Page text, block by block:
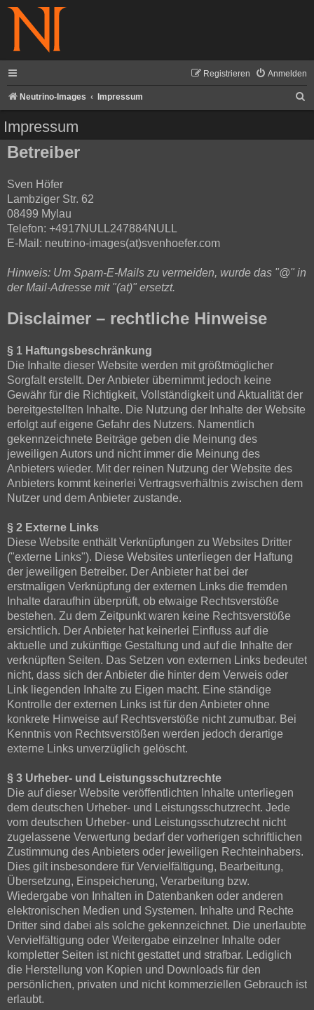
Anmelden
Registrieren
Neutrino-Images Impressum
Impressum
Betreiber
Sven Höfer
Lambziger Str. 62
08499 Mylau
Telefon: +4917NULL247884NULL
E-Mail: neutrino-images(at)svenhoefer.com
Hinweis: Um Spam-E-Mails zu vermeiden, wurde das "@" in
der Mail-Adresse mit "(at)" ersetzt.
Disclaimer – rechtliche Hinweise
§ 1 Haftungsbeschränkung
Die Inhalte dieser Website werden mit größtmöglicher
Sorgfalt erstellt. Der Anbieter übernimmt jedoch keine
Gewähr für die Richtigkeit, Vollständigkeit und Aktualität der
bereitgestellten Inhalte. Die Nutzung der Inhalte der Website
erfolgt auf eigene Gefahr des Nutzers. Namentlich
gekennzeichnete Beiträge geben die Meinung des
jeweiligen Autors und nicht immer die Meinung des
Anbieters wieder. Mit der reinen Nutzung der Website des
Anbieters kommt keinerlei Vertragsverhältnis zwischen dem
Nutzer und dem Anbieter zustande.
§ 2 Externe Links
Diese Website enthält Verknüpfungen zu Websites Dritter
("externe Links"). Diese Websites unterliegen der Haftung
der jeweiligen Betreiber. Der Anbieter hat bei der
erstmaligen Verknüpfung der externen Links die fremden
Inhalte daraufhin überprüft, ob etwaige Rechtsverstöße
bestehen. Zu dem Zeitpunkt waren keine Rechtsverstöße
ersichtlich. Der Anbieter hat keinerlei Einfluss auf die
aktuelle und zukünftige Gestaltung und auf die Inhalte der
verknüpften Seiten. Das Setzen von externen Links bedeutet
nicht, dass sich der Anbieter die hinter dem Verweis oder
Link liegenden Inhalte zu Eigen macht. Eine ständige
Kontrolle der externen Links ist für den Anbieter ohne
konkrete Hinweise auf Rechtsverstöße nicht zumutbar. Bei
Kenntnis von Rechtsverstößen werden jedoch derartige
externe Links unverzüglich gelöscht.
§ 3 Urheber- und Leistungsschutzrechte
Die auf dieser Website veröffentlichten Inhalte unterliegen
dem deutschen Urheber- und Leistungsschutzrecht. Jede
vom deutschen Urheber- und Leistungsschutzrecht nicht
zugelassene Verwertung bedarf der vorherigen schriftlichen
Zustimmung des Anbieters oder jeweiligen Rechteinhabers.
Dies gilt insbesondere für Vervielfältigung, Bearbeitung,
Übersetzung, Einspeicherung, Verarbeitung bzw.
Wiedergabe von Inhalten in Datenbanken oder anderen
elektronischen Medien und Systemen. Inhalte und Rechte
Dritter sind dabei als solche gekennzeichnet. Die unerlaubte
Vervielfältigung oder Weitergabe einzelner Inhalte oder
kompletter Seiten ist nicht gestattet und strafbar. Lediglich
die Herstellung von Kopien und Downloads für den
persönlichen, privaten und nicht kommerziellen Gebrauch ist
erlaubt.